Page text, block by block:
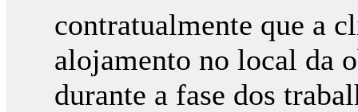
contratualmente que a
alojamento no local da
durante a fase dos